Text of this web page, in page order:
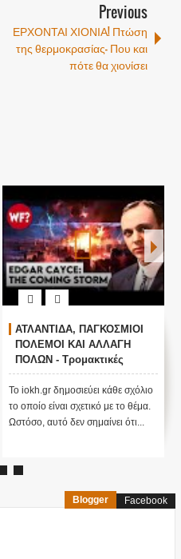
Previous
ΕΡΧΟΝΤΑΙ ΧΙΟΝΙΑ! Πτώση
της θερμοκρασίας- Που και
πότε θα χιονίσει
1
Τα είπε όλα με μιας ! Τους
άφησε όλους άφωνους
Το iokh.gr δημοσιεύει κάθε σχόλιο
το οποίο είναι σχετικό με το θέμα.
Ωστόσο, αυτό δεν σημαίνει ότι...
Blogger Facebook